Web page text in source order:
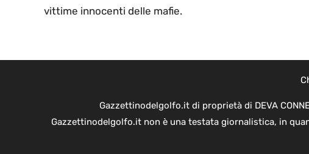
vittime innocenti delle mafie.
Gazzettinodelgolfo.it di proprietà di DEVA
Gazzettinodelgolfo.it non è una testata giornalistica, in